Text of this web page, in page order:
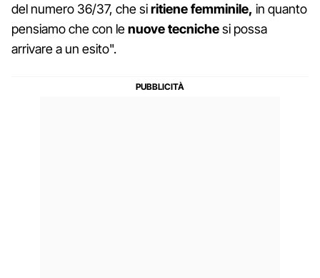
del numero 36/37, che siritiene femminile, in quanto
pensiamo che con lenuove tecnichesi possa
arrivare a un esito".